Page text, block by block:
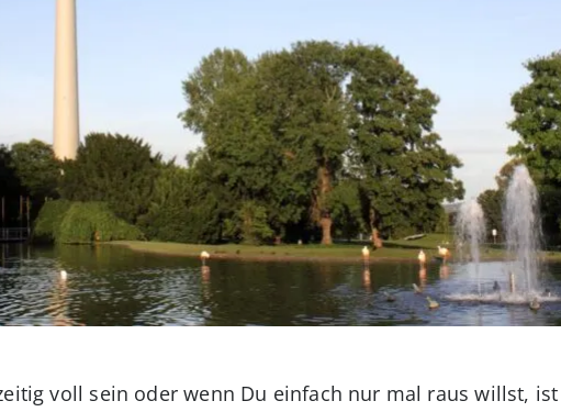
voll sein oder wenn Du einfach nur mal raus willst,